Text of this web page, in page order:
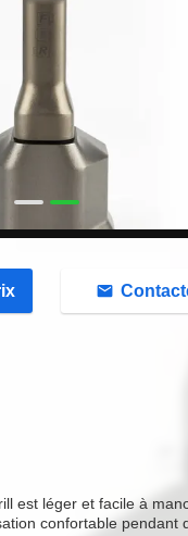
est léger et facile à
confortable pendant